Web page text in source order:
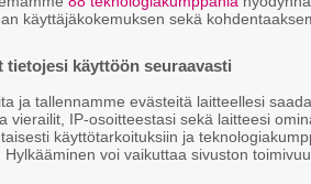
käyttäjäkokemuksen sekä
tietojesi käyttöön seuraavasti
ja tallennamme evästeitä laitteellesi
vierailit, IP-osoitteestasi sekä laitteesi
käyttötarkoituksiin ja
voi vaikuttaa sivuston